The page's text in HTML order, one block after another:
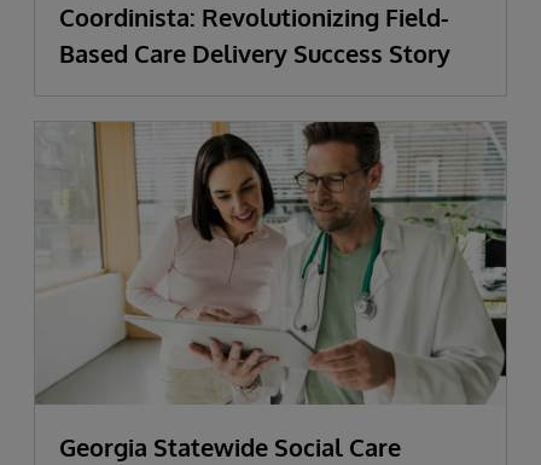
Coordinista: Revolutionizing Field-
Based Care Delivery Success Story
Georgia Statewide Social Care